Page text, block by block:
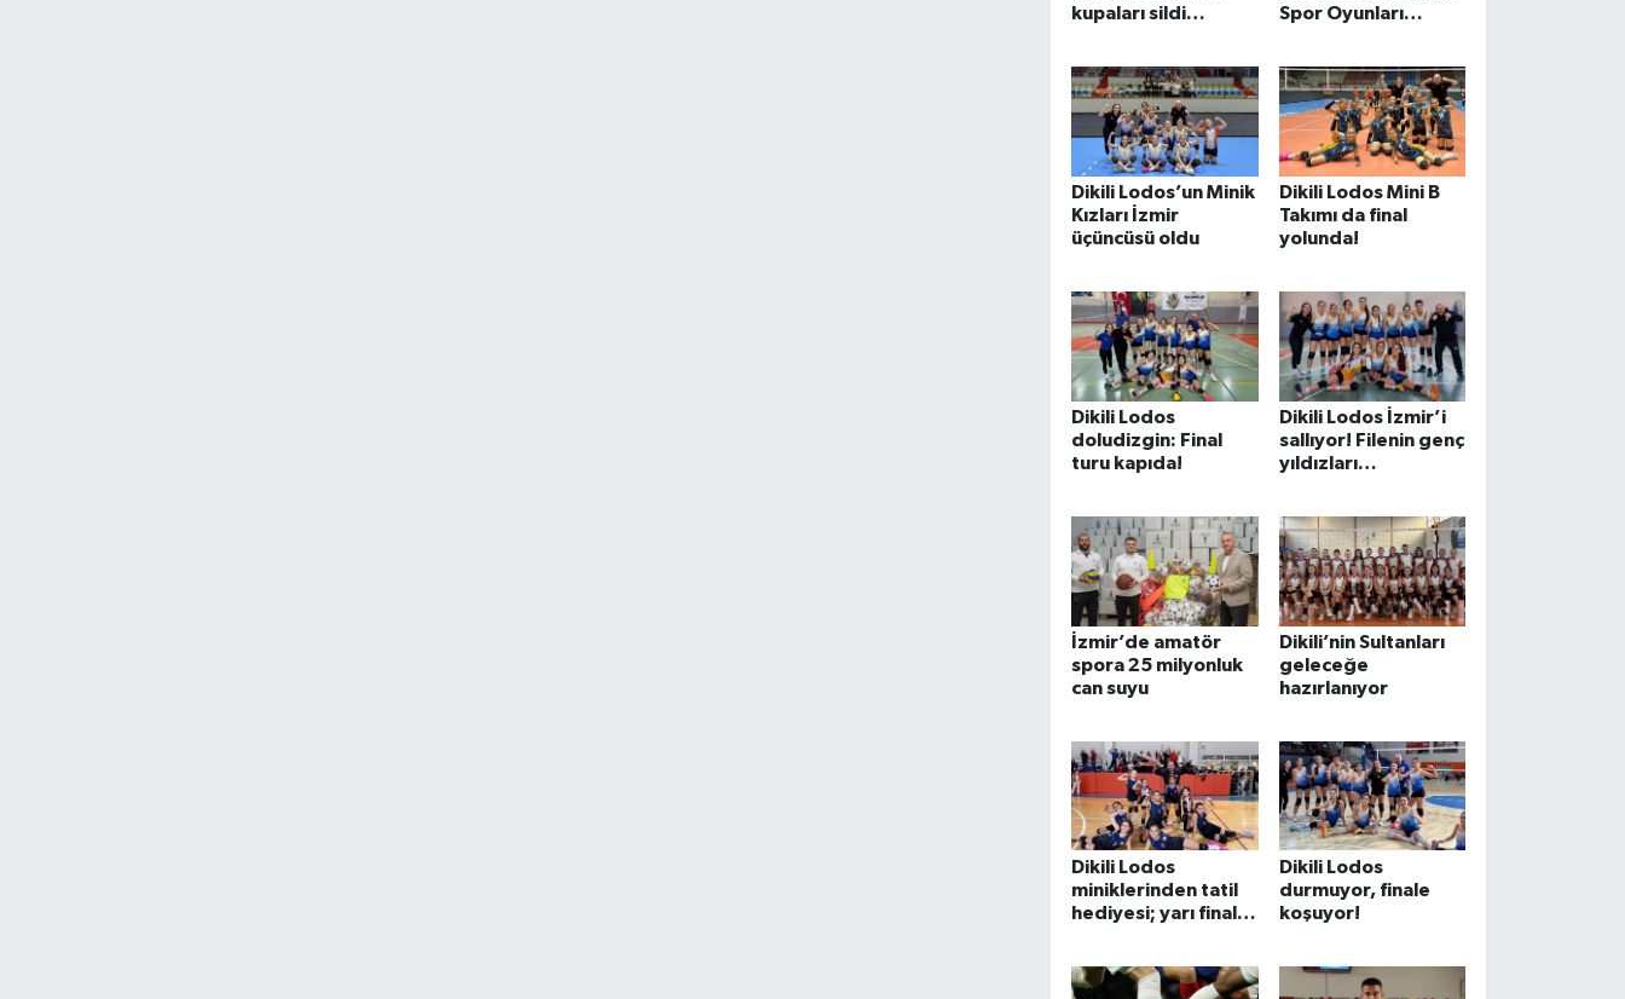
kupaları sildi
Spor Oyunları
Dikili Lodos’un Minik
Kızları İzmir
üçüncüsü oldu
Dikili Lodos Mini B
Takımı da final
yolunda!
Dikili Lodos
doludizgin: Final
turu kapıda!
Dikili Lodos İzmir’i
sallıyor! Filenin genç
yıldızları
İzmir’de amatör
spora 25 milyonluk
can suyu
Dikili’nin Sultanları
geleceğe
hazırlanıyor
Dikili Lodos
miniklerinden tatil
hediyesi; yarı finale
Dikili Lodos
durmuyor, finale
koşuyor!